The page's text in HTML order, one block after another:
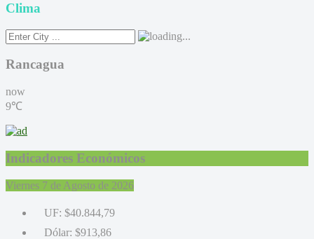
Clima
Rancagua
now
9℃
Indicadores Económicos
Viernes 7 de Agosto de 2026
UF: $40.844,79
Dólar: $913,86